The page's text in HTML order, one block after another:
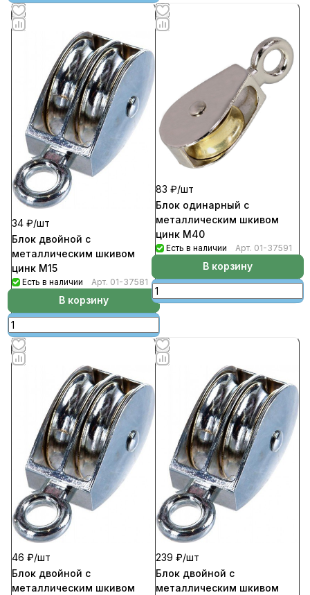
34 ₽/шт
Блок двойной с
металлическим шкивом
цинк М15
Есть в наличии Арт. 01-37581
В корзину
83 ₽/шт
Блок одинарный с
металлическим шкивом
цинк М40
Есть в наличии Арт. 01-37591
В корзину
46 ₽/шт
Блок двойной с
металлическим шкивом
239 ₽/шт
Блок двойной с
металлическим шкивом